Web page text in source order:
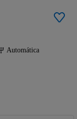
Automática